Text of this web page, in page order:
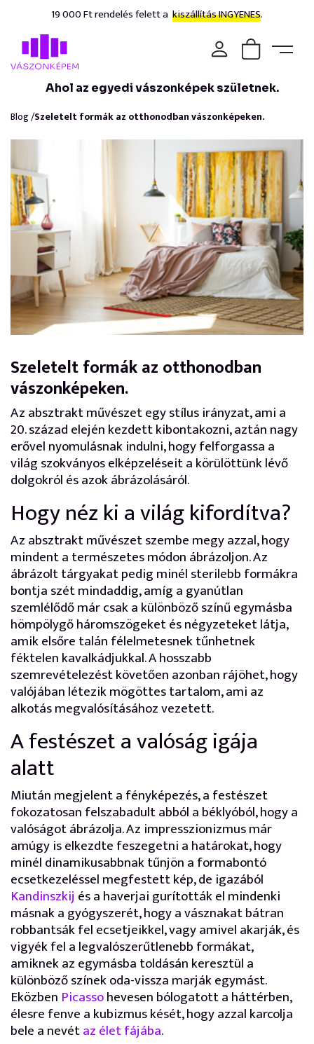
19 000 Ft rendelés felett a kiszállítás INGYENES.
Ahol az egyedi vászonképek születnek.
Blog /Szeletelt formák az otthonodban vászonképeken.
Szeletelt formák az otthonodban
vászonképeken.
Az absztrakt művészet egy stílus irányzat, ami a
20. század elején kezdett kibontakozni, aztán nagy
erővel nyomulásnak indulni, hogy felforgassa a
világ szokványos elképzeléseit a körülöttünk lévő
dolgokról és azok ábrázolásáról.
Hogy néz ki a világ kifordítva?
Az absztrakt művészet szembe megy azzal, hogy
mindent a természetes módon ábrázoljon. Az
ábrázolt tárgyakat pedig minél sterilebb formákra
bontja szét mindaddig, amíg a gyanútlan
szemlélődő már csak a különböző színű egymásba
hömpölygő háromszögeket és négyzeteket látja,
amik elsőre talán félelmetesnek tűnhetnek
féktelen kavalkádjukkal. A hosszabb
szemrevételezést követően azonban rájöhet, hogy
valójában létezik mögöttes tartalom, ami az
alkotás megvalósításához vezetett.
A festészet a valóság igája
alatt
Miután megjelent a fényképezés, a festészet
fokozatosan felszabadult abból a béklyóból, hogy a
valóságot ábrázolja. Az impresszionizmus már
amúgy is elkezdte feszegetni a határokat, hogy
minél dinamikusabbnak tűnjön a formabontó
ecsetkezeléssel megfestett kép, de igazából
Kandinszkij és a haverjai gurították el mindenki
másnak a gyógyszerét, hogy a vásznakat bátran
robbantsák fel ecsetjeikkel, vagy amivel akarják, és
vigyék fel a legvalószerűtlenebb formákat,
amiknek az egymásba toldásán keresztül a
különböző színek oda-vissza marják egymást.
Eközben Picassohevesen bólogatott a háttérben,
élesre fenve a kubizmus kését, hogy azzal karcolja
bele a nevétaz élet fájába.